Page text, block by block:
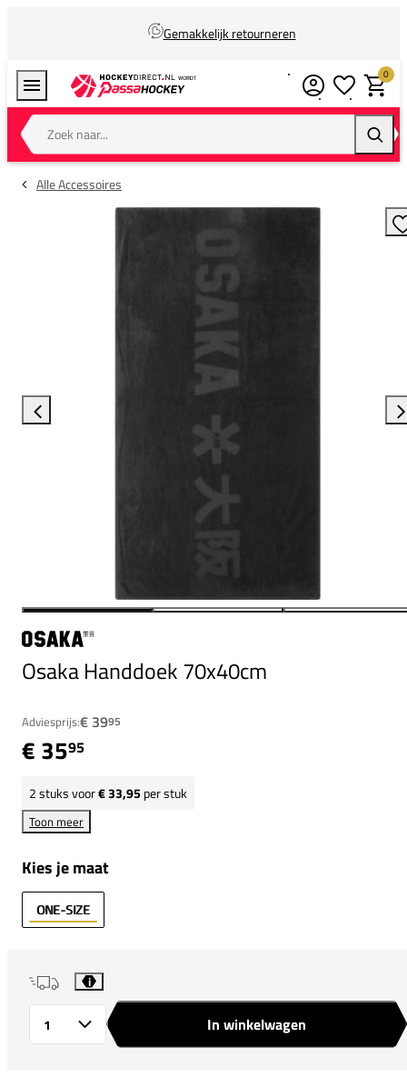
Gemakkelijk retourneren
Zoek naar...
0
Alle Accessoires
Osaka Handdoek 70x40cm
Adviesprijs:€ 3995
€ 3595
2stuks voor€ 33,95 per stuk
Toon meer
Kies je maat
ONE-SIZE
i
In winkelwagen